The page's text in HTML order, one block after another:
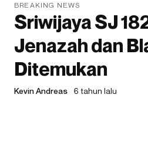
BREAKING NEWS
Sriwijaya SJ
Jenazah dan
Ditemukan
Kevin Andreas 6 tahun lalu